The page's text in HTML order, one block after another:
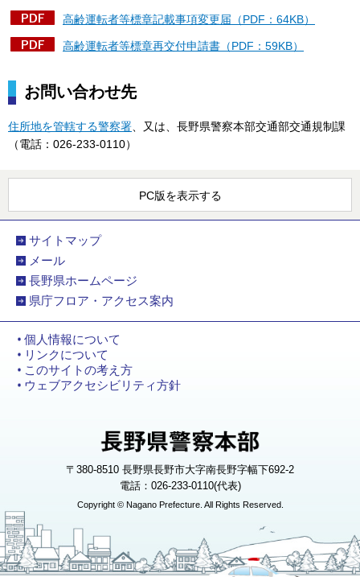
高齢運転者等標章記載事項変更届（PDF：64KB）
高齢運転者等標章再交付申請書（PDF：59KB）
お問い合わせ先
住所地を管轄する警察署 、又は、長野県警察本部交通部交通規制課
（電話：026-233-0110）
PC版を表示する
サイトマップ
メール
長野県ホームページ
県庁フロア・アクセス案内
個人情報について
リンクについて
このサイトの考え方
ウェブアクセシビリティ方針
〒380-8510 長野県長野市大字南長野字幅下692-2
電話：026-233-0110(代表)
Copyright © Nagano Prefecture. All Rights Reserved.